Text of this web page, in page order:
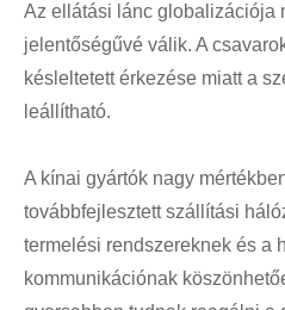
Az ellátási lánc globalizációja
jelentőségűvé válik. A
késleltetett érkezése miatt a
leállítható.
A kínai gyártók nagy
továbbfejlesztett szállítási
termelési rendszereknek és a
kommunikációnak